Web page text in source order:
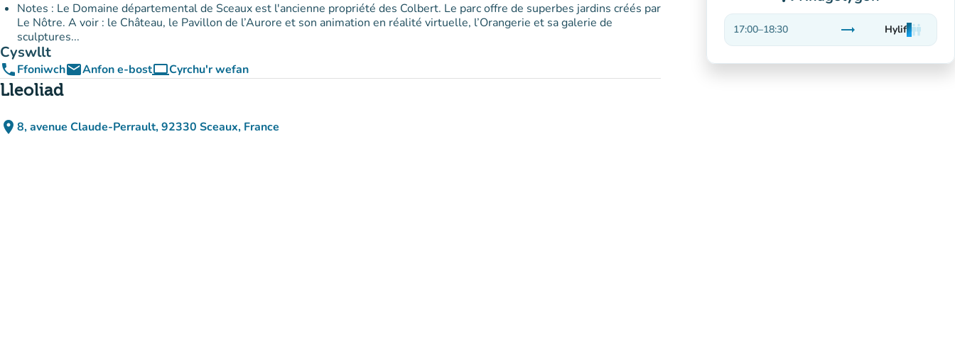
Notes : Le Domaine départemental de Sceaux est l'ancienne propriété des Colbert. Le parc offre de superbes jardins créés par
Le Nôtre. A voir : le Château, le Pavillon de l’Aurore et son animation en réalité virtuelle, l’Orangerie et sa galerie de
sculptures...
Cyswllt
phoneFfoniwchemailAnfon e-bostcomputerCyrchu'r wefan
(tab newydd)
Lleoliad
place 8, avenue Claude-Perrault, 92330 Sceaux, France
(agor yn Google Maps)
(tab newydd)
17:00–18:30 trending_flat
Sefydlog
Hylifman
man
man